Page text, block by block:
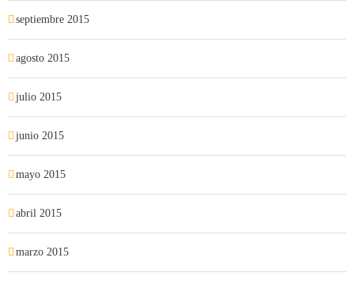
septiembre 2015
agosto 2015
julio 2015
junio 2015
mayo 2015
abril 2015
marzo 2015